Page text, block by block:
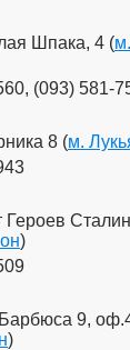
Шпака, 4 (
(093) 581-
8 (м.
Героев
)
9,
)